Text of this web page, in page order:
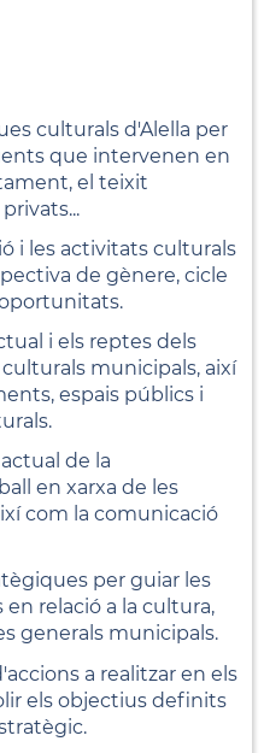
culturals d'Alella per
que intervenen en
el teixit
i les activitats culturals
de gènere, cicle
i els reptes dels
municipals, així
espais públics i
de la
en xarxa de les
com la comunicació
per guiar les
relació a la cultura,
generals municipals.
a realitzar en els
els objectius definits